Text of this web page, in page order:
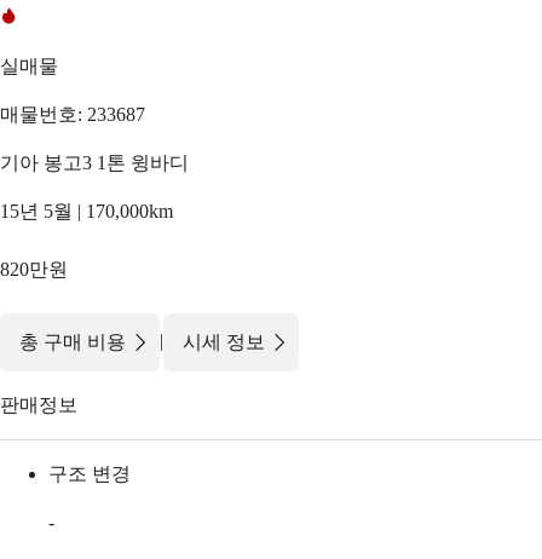
실매물
매물번호: 233687
기아 봉고3 1톤 윙바디
15년 5월 | 170,000km
820만원
총 구매 비용 | 시세 정보
판매정보
구조 변경
-